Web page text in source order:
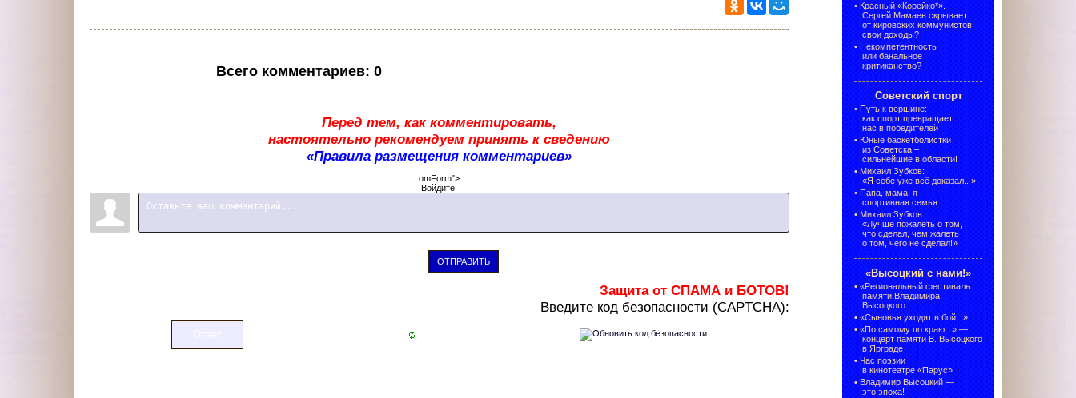
Всего комментариев: 0
Перед тем, как комментировать,
настоятельно рекомендуем принять к сведению
«Правила размещения комментариев»
omForm">
Войдите:
ОТПРАВИТЬ
Защита от СПАМА и БОТОВ!
Введите код безопасности (CAPTCHA):
• Красный «Корейко*».
Сергей Мамаев скрывает
от кировских коммунистов
свои доходы?
• Некомпетентность
или банальное
критиканство?
Советский спорт
• Путь к вершине:
как спорт превращает
нас в победителей
• Юные баскетболистки
из Советска –
сильнейшие в области!
• Михаил Зубков:
«Я себе уже всё доказал...»
• Папа, мама, я —
спортивная семья
• Михаил Зубков:
«Лучше пожалеть о том,
что сделал, чем жалеть
о том, чего не сделал!»
«Высоцкий с нами!»
• «Региональный фестиваль
памяти Владимира
Высоцкого
• «Сыновья уходят в бой...»
• «По самому по краю...» —
концерт памяти В. Высоцкого
в Ярграде
• Час поэзии
в кинотеатре «Парус»
• Владимир Высоцкий —
это эпоха!